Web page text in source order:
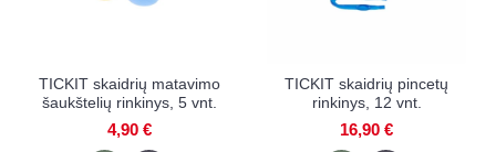
TICKIT skaidrių matavimo
šaukštelių rinkinys, 5 vnt.
4,90 €
TICKIT skaidrių pincetų
rinkinys, 12 vnt.
16,90 €